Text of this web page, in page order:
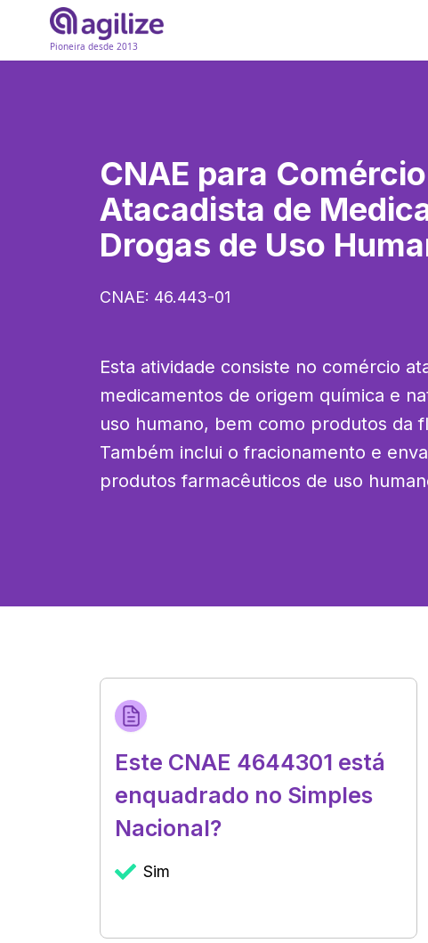
Pioneira desde 2013
CNAE para Comércio
Atacadista de
Drogas de Uso
CNAE: 46.443-01
Esta atividade consiste no comércio
medicamentos de origem química e
uso humano, bem como produtos da
Também inclui o fracionamento e
produtos farmacêuticos de uso
Este CNAE 4644301 está
enquadrado no Simples
Nacional?
Sim